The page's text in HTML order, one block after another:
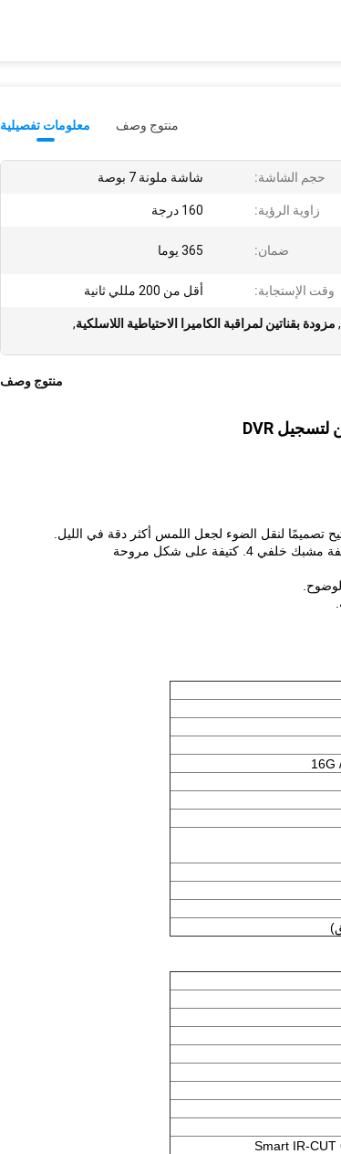
معلومات تفصيلية منتوج وصف
حجم الشاشة: شاشة ملونة 7 بوصة
زاوية الرؤية: 160 درجة
ضمان: 365 يوما
وقت الإستجابة: أقل من 200 مللي ثانية
, مزودة بقناتين لمراقبة الكاميرا الاحتياطية اللاسلكية,
منتوج وصف
Smart IR-CUT